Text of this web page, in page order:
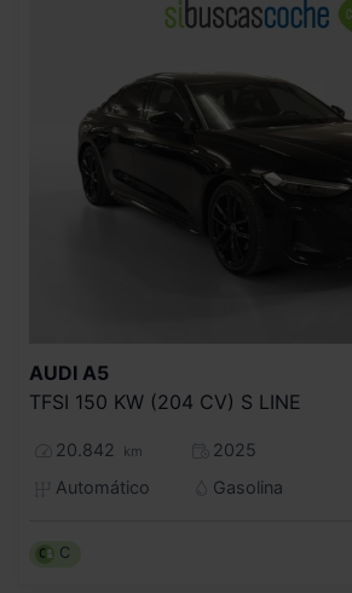
AUDI A5
TFSI 150 KW (204 CV) S LINE
20.842 km
2025
Automático
Gasolina
C